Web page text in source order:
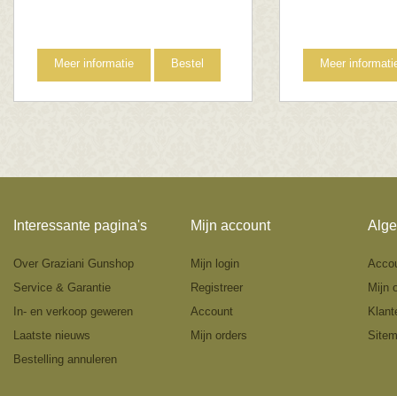
Meer informatie Bestel Meer
Interessante pagina's
Over Graziani Gunshop
Service & Garantie
In- en verkoop geweren
Laatste nieuws
Bestelling annuleren
Mijn account
Mijn login
Registreer
Account
Mijn orders
Mijn